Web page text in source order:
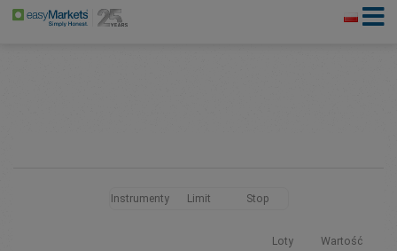
Instrumenty Limit Stop
Loty Wartość